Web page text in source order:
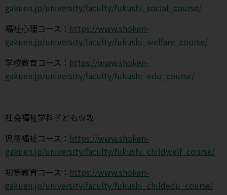
gakuen.jp/university/faculty/fukushi_social_course/
福祉心理コース： https://www.shoken-
gakuen.jp/university/faculty/fukushi_welfare_course/
学校教育コース： https://www.shoken-
gakuen.jp/university/faculty/fukushi_edu_course/
社会福祉学科子ども専攻
児童福祉コース： https://www.shoken-
gakuen.jp/university/faculty/fukushi_childwelf_course/
初等教育コース： https://www.shoken-
gakuen.jp/university/faculty/fukushi_childedu_course/